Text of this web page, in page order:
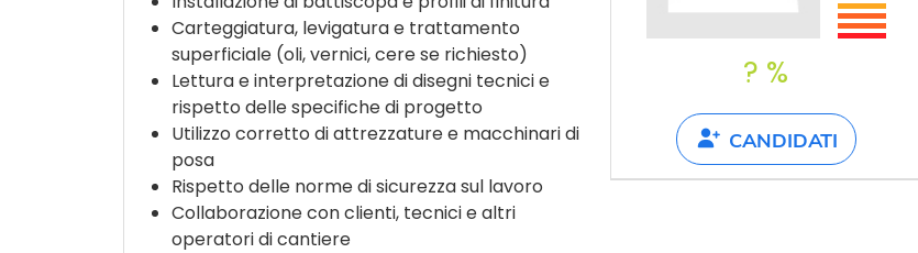
? %
CANDIDATI
Carteggiatura, levigatura e trattamento
superficiale (oli, vernici, cere se richiesto)
Lettura e interpretazione di disegni tecnici e
rispetto delle specifiche di progetto
Utilizzo corretto di attrezzature e macchinari di
posa
Rispetto delle norme di sicurezza sul lavoro
Collaborazione con clienti, tecnici e altri
operatori di cantiere